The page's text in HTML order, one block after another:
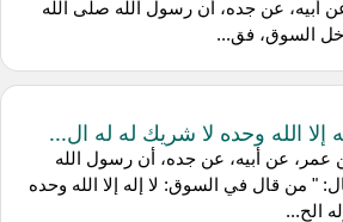
أبيه، عن جده، أن رسول الله صلى الله
السوق، فق...
إلا الله وحده لا شريك له له ال...
عمر، عن أبيه، عن جده، أن رسول الله
" من قال في السوق: لا إله إلا الله وحده
الح...